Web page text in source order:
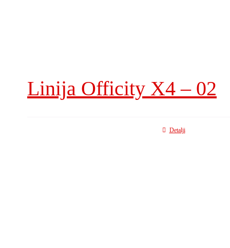
Linija Officity X4 – 02
Detalji